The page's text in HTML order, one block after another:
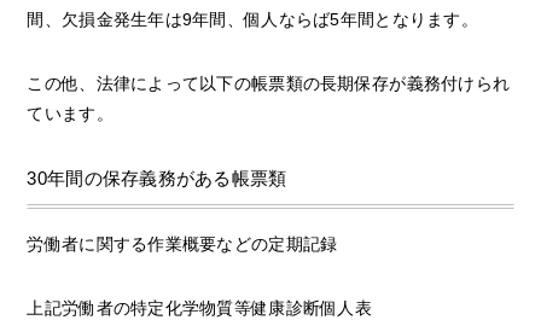
間、欠損金発生年は9年間、個人ならば5年間となります。
この他、法律によって以下の帳票類の長期保存が義務付けられ
ています。
30年間の保存義務がある帳票類
労働者に関する作業概要などの定期記録
上記労働者の特定化学物質等健康診断個人表